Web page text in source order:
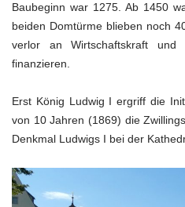
Baubeginn war 1275. Ab 1450
beiden Domtürme blieben noch
verlor an Wirtschaftskraft
finanzieren.
Erst König Ludwig I ergriff die
von 10 Jahren (1869) die
Denkmal Ludwigs I bei der